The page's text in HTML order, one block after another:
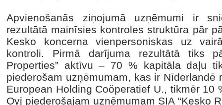
Apvienošanās ziņojumā uzņēmumi ir
rezultātā mainīsies kontroles struktūra pār
Kesko koncerna vienpersoniskas uz
kontroli. Pirmā darījuma rezultātā tiks
Properties” aktīvu – 70 % kapitāla daļu
piederošam uzņēmumam, kas ir Nīderlandē
European Holding Coöperatief U., tikmēr 10
Oyj piederošajam uzņēmumam SIA “Kesko